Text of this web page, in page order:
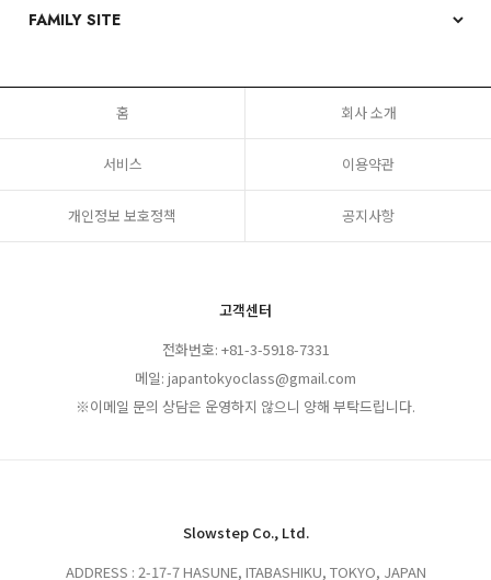
홈 회사 소개
서비스 이용약관
개인정보 보호정책 공지사항
고객센터
전화번호: +81-3-5918-7331
메일: japantokyoclass@gmail.com
※이메일 문의 상담은 운영하지 않으니 양해 부탁드립니다.
Slowstep Co., Ltd.
ADDRESS : 2-17-7 HASUNE, ITABASHIKU, TOKYO, JAPAN